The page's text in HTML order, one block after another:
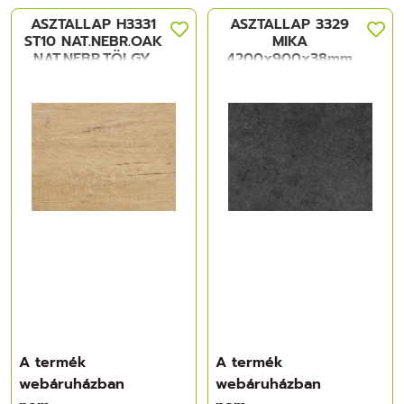
ASZTALLAP H3331
ST10 NAT.NEBR.OAK
NAT.NEBR.TÖLGY,
A termék
webáruházban
ASZTALLAP 3329
MIKA
4200x900x38mm
A termék
webáruházban